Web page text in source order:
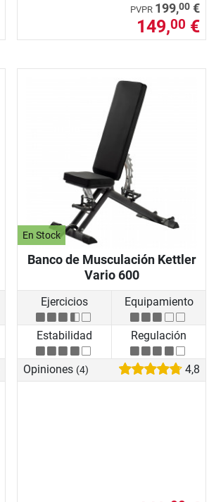
PVPR 199,00 €
149,00 €
En Stock
Banco de Musculación Kettler
Vario 600
Ejercicios Equipamiento
Estabilidad Regulación
Opiniones (4) 4,8